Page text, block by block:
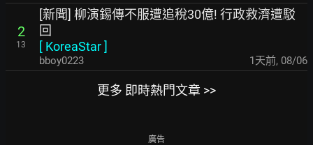
2
13
[新聞] 柳演錫傳不服遭追稅30億! 行政救濟遭駁
回
[ KoreaStar]
bboy0223 1天前, 08/06
更多 即時熱門文章 >>
廣告